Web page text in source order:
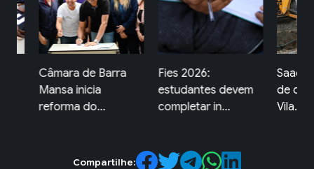
Fies 2026:
estudantes devem
completar in...
Saae-BM inicia obra
de drenagem na
Vila...
in...
Compartilhe: